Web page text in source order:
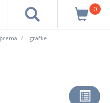
0
Igračke